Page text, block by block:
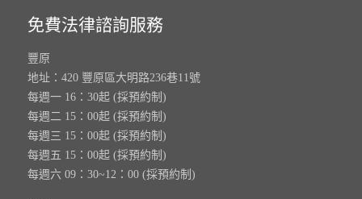
免費法律諮詢服務
豐原
地址：420 豐原區大明路236巷11號
每週一 16：30起 (採預約制)
每週二 15：00起 (採預約制)
每週三 15：00起 (採預約制)
每週五 15：00起 (採預約制)
每週六 09：30~12：00 (採預約制)